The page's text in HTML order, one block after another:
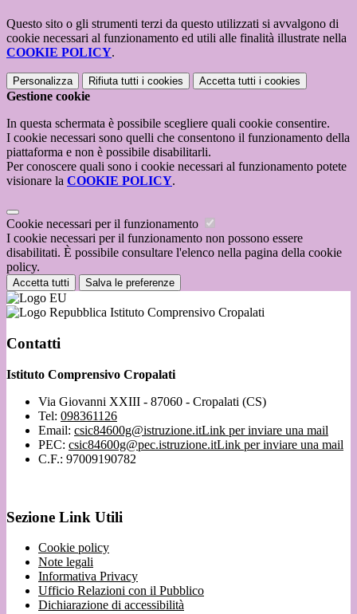
Questo sito o gli strumenti terzi da questo utilizzati si avvalgono di
cookie necessari al funzionamento ed utili alle finalità illustrate nella
COOKIE POLICY.
Personalizza Rifiuta tutti i cookies Accetta tutti i cookies
Gestione cookie
In questa schermata è possibile scegliere quali cookie consentire.
I cookie necessari sono quelli che consentono il funzionamento della
piattaforma e non è possibile disabilitarli.
Per conoscere quali sono i cookie necessari al funzionamento potete
visionare la COOKIE POLICY.
Cookie necessari per il funzionamento
I cookie necessari per il funzionamento non possono essere
disabilitati. È possibile consultare l'elenco nella pagina della cookie
policy.
Accetta tutti Salva le preferenze
Istituto Comprensivo Cropalati
Contatti
Istituto Comprensivo Cropalati
Via Giovanni XXIII - 87060 - Cropalati (CS)
Tel: 098361126
Email: csic84600g@istruzione.itLink per inviare una mail
PEC: csic84600g@pec.istruzione.itLink per inviare una mail
C.F.: 97009190782
Sezione Link Utili
Cookie policy
Note legali
Informativa Privacy
Ufficio Relazioni con il Pubblico
Dichiarazione di accessibilità